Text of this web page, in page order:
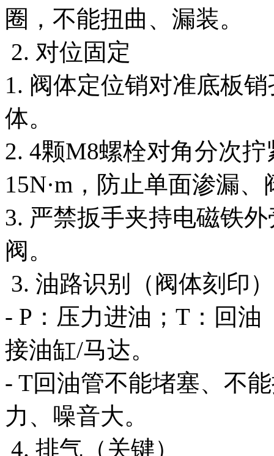
圈，不能扭曲、漏装。
2. 对位固定
1. 阀体定位销对准底板
体。
2. 4颗M8螺栓对角分次
15N·m，防止单面渗漏
3. 严禁扳手夹持电磁铁
阀。
3. 油路识别（阀体刻印）
- P：压力进油；T：回油
接油缸/马达。
- T回油管不能堵塞、不
力、噪音大。
4. 排气（关键）